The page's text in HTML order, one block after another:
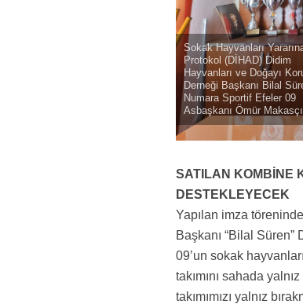
Sokak Hayvanları
Protokol (DİHAD) Didim
Hayvanları ve Doğayı
Derneği Başkanı Bilal
Numara Sportif Efeler 09
Asbaşkanı Ömür
SATILAN KOMBİNE
DESTEKLEYECEK
Yapılan imza
Başkanı “Bilal
09’un sokak
takımını sahada
takımımızı yalnız